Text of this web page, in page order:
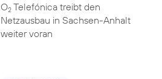
O2Telefónica treibt den
Netzausbau in Sachsen-Anhalt
weiter voran